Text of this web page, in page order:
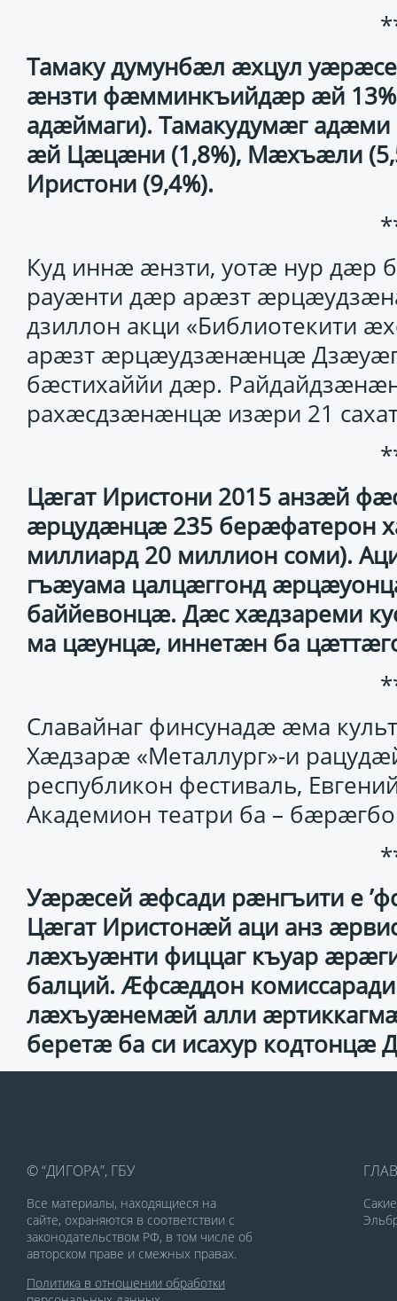
Тамаку думунбæл æхцул
æнзти фæмминкъийдæр æй
адæймаги). Тамакудумæг
æй Цæцæни (1,8%), Мæхъæли
Иристони (9,4%).
Куд иннæ æнзти, уотæ нур дæр
рауæнти дæр арæзт
дзиллон акци «Библиотекити
арæзт æрцæудзæнæнцæ
бæстихаййи дæр.
рахæсдзæнæнцæ изæри 21
Цæгат Иристони 2015 анзæй
æрцудæнцæ 235 берæфатерон
миллиард 20 миллион соми).
гъæуама цалцæггонд
баййевонцæ. Дæс хæдзареми
ма цæунцæ, иннетæн ба
Славайнаг финсунадæ æма
Хæдзарæ «Металлург»-и
республикон фестиваль,
Академион театри ба –
Уæрæсей æфсади рæнгъити е
Цæгат Иристонæй аци анз
лæхъуæнти фиццаг къуар
балций. Æфсæддон комиссаради
лæхъуæнемæй алли
беретæ ба си исахур
© “ДИГОРА”, ГБУ
Все материалы, находящиеся на
сайте, охраняются в соответствии с
законодательством РФ, в том числе об
авторском праве и смежных правах.
Политика в отношении обработки